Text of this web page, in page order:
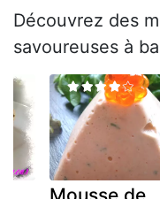
Découvrez des
savoureuses à